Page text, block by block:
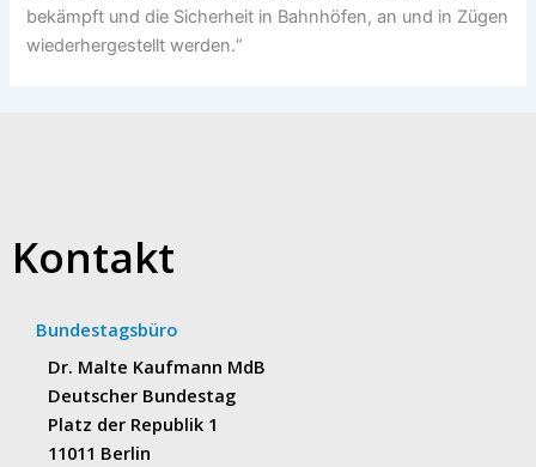
bekämpft und die Sicherheit in Bahnhöfen, an und in Zügen
wiederhergestellt werden.“
Kontakt
Bundestagsbüro
Dr. Malte Kaufmann MdB
Deutscher Bundestag
Platz der Republik 1
11011 Berlin